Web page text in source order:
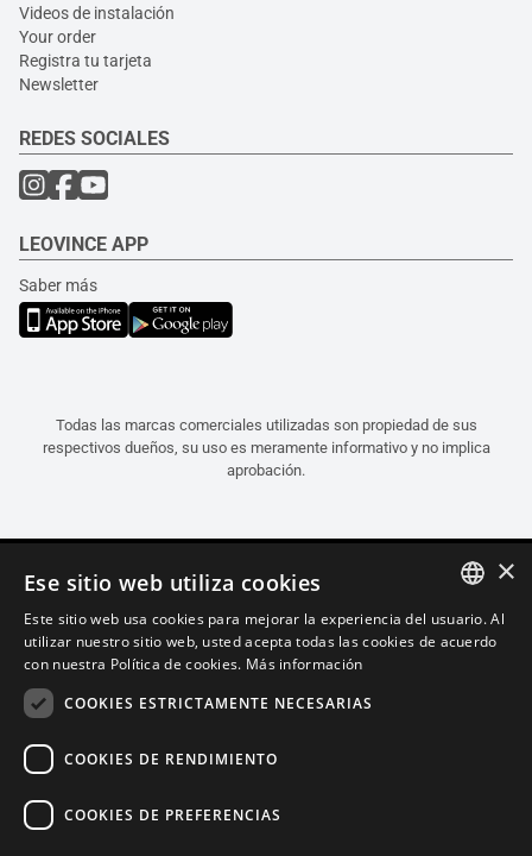
Videos de instalación
Your order
Registra tu tarjeta
Newsletter
REDES SOCIALES
LEOVINCE APP
Saber más
Todas las marcas comerciales utilizadas son propiedad de sus
respectivos dueños, su uso es meramente informativo y no implica
aprobación.
Español (Portugal)
ITALIAN
×
Ese sitio web utiliza cookies
Este sitio web usa cookies para mejorar la experiencia del usuario. Al
utilizar nuestro sitio web, usted acepta todas las cookies de acuerdo
con nuestra Política de cookies. Más información
COOKIES ESTRICTAMENTE NECESARIAS
COOKIES DE RENDIMIENTO
COOKIES DE PREFERENCIAS